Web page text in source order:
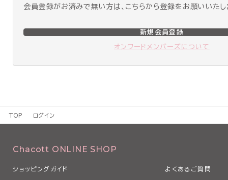
会員登録がお済みで無い方は、こちらから登録をお願いいたし
新規会員登録
オンワードメンバーズについて
TOP ログイン
Chacott ONLINE SHOP
ショッピングガイド よくあるご質問